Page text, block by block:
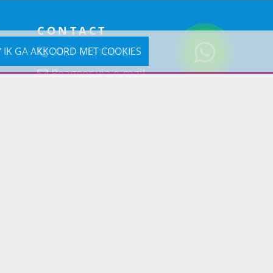
IK GA AKKOORD MET COOKIES
CONTACT
0031-619190121
Reageer via e-mail